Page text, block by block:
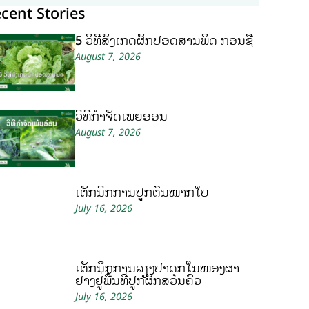
Stories
5 ວິທີສັງເກດຜັກປອດສານພິດ ກ່ອນຊື້
August 7, 2026
ວິທີກໍາຈັດເພ້ຍອ່ອນ
August 7, 2026
ເຕັກນິກການປູກຕົ້ນໝາກໃບ
July 16, 2026
ເຕັກນິກການລ້ຽງປາດຸກໃນໜອງຜ້າ
ຢາງຢູ່ພື້ນທີ່ປູກຜັກສວນຄົວ
July 16, 2026